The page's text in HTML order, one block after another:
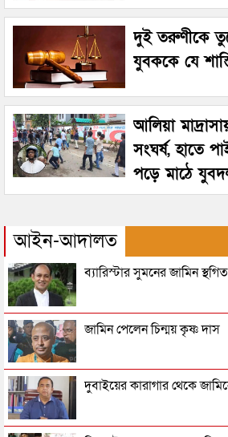
দুই তরুণীকে
যুবককে যে
আলিয়া
সংঘর্ষ, হাতে
পড়ে মাঠে
আইন-আদালত
ব্যারিস্টার সুমনের জামিন স্থগিত
জামিন পেলেন চিন্ময় কৃষ্ণ দাস
দুবাইয়ের কারাগার থেকে